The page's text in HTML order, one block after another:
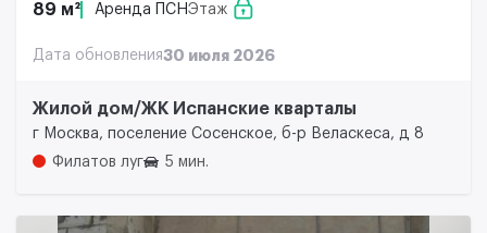
89 м² Аренда ПСНЭтаж
Дата обновления30 июля 2026
Жилой дом/ЖК Испанские кварталы
г Москва, поселение Сосенское, б-р Веласкеса, д 8
Филатов луг
5 мин.